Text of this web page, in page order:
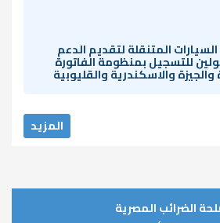
المتنقلة لتقديم الدعم
للتسجيل بمنظومة الفاتورة
والجيزة والاسكندرية والقليوبية
المزيد
الضرائب المصرية